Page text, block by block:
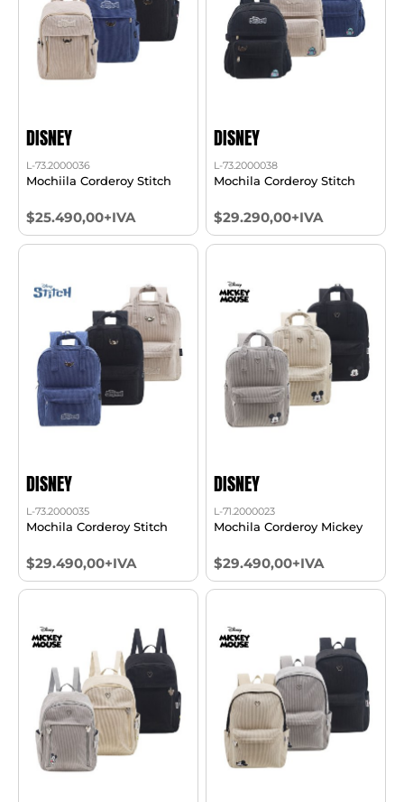
DISNEY
L-73.2000036
Mochiila Corderoy Stitch
$25.490,00+IVA
DISNEY
L-73.2000038
Mochila Corderoy Stitch
$29.290,00+IVA
DISNEY
L-73.2000035
Mochila Corderoy Stitch
$29.490,00+IVA
DISNEY
L-71.2000023
Mochila Corderoy Mickey
$29.490,00+IVA